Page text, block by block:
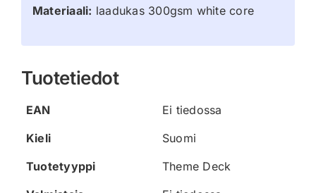
Materiaali: laadukas 300gsm white core
Tuotetiedot
EAN
Ei tiedossa
Kieli
Suomi
Tuotetyyppi
Theme Deck